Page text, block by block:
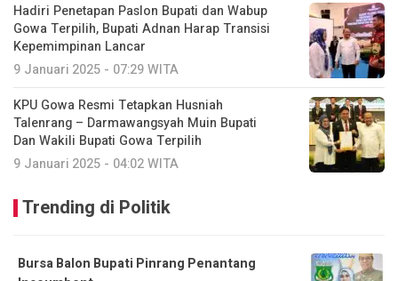
Hadiri Penetapan Paslon Bupati dan Wabup
Gowa Terpilih, Bupati Adnan Harap Transisi
Kepemimpinan Lancar
9 Januari 2025 - 07:29 WITA
KPU Gowa Resmi Tetapkan Husniah
Talenrang – Darmawangsyah Muin Bupati
Dan Wakili Bupati Gowa Terpilih
9 Januari 2025 - 04:02 WITA
Trending di Politik
Bursa Balon Bupati Pinrang Penantang